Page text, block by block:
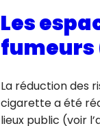
Les
fumeurs
La réduction des
cigarette a été
lieux public (voir